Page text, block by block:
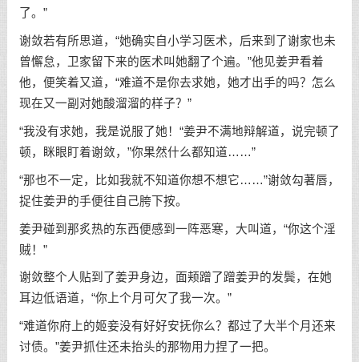
了。”
谢敛若有所思道，“她确实自小学习医术，后来到了谢家也未
曾懈怠，卫家留下来的医术叫她翻了个遍。”他见姜尹看着
他，便笑着又道，“难道不是你去求她，她才出手的吗？怎么
现在又一副对她酸溜溜的样子？”
“我没有求她，我是说服了她！“姜尹不满地辩解道，说完顿了
顿，眯眼盯着谢敛，”你果然什么都知道……”
“那也不一定，比如我就不知道你想不想它……”谢敛勾著唇，
捉住姜尹的手便往自己胯下按。
姜尹碰到那炙热的东西便感到一阵恶寒，大叫道，“你这个淫
贼！”
谢敛整个人贴到了姜尹身边，面颊蹭了蹭姜尹的发鬓，在她
耳边低语道，“你上个月可欠了我一次。”
“难道你府上的姬妾没有好好安抚你么？都过了大半个月还来
讨债。”姜尹抓住还未抬头的那物用力捏了一把。